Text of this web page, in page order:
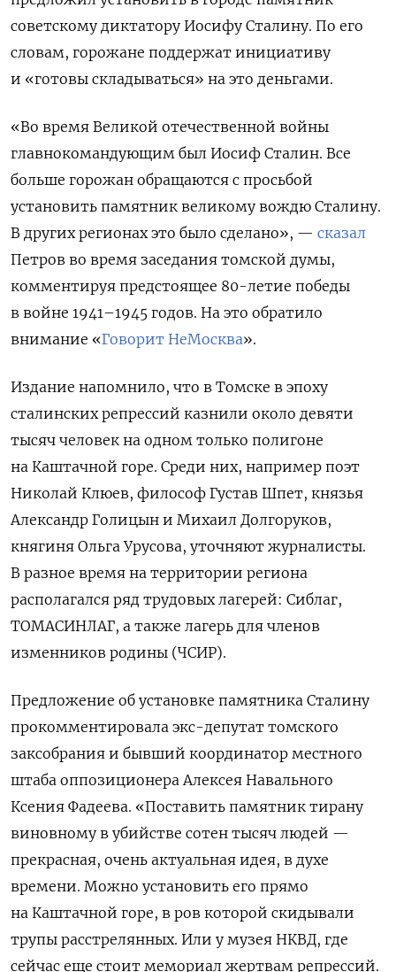
советскому диктатору Иосифу Сталину. По его
словам, горожане поддержат инициативу
и «готовы складываться» на это деньгами.
«Во время Великой отечественной войны
главнокомандующим был Иосиф Сталин. Все
больше горожан обращаются с просьбой
установить памятник великому вождю Сталину.
В других регионах это было сделано», — сказал
Петров во время заседания томской думы,
комментируя предстоящее 80-летие победы
в войне 1941–1945 годов. На это обратило
внимание «Говорит НеМосква».
Издание напомнило, что в Томске в эпоху
сталинских репрессий казнили около девяти
тысяч человек на одном только полигоне
на Каштачной горе. Среди них, например поэт
Николай Клюев, философ Густав Шпет, князья
Александр Голицын и Михаил Долгоруков,
княгиня Ольга Урусова, уточняют журналисты.
В разное время на территории региона
располагался ряд трудовых лагерей: Сиблаг,
ТОМАСИНЛАГ, а также лагерь для членов
изменников родины (ЧСИР).
Предложение об установке памятника Сталину
прокомментировала экс-депутат томского
заксобрания и бывший координатор местного
штаба оппозиционера Алексея Навального
Ксения Фадеева. «Поставить памятник тирану
виновному в убийстве сотен тысяч людей —
прекрасная, очень актуальная идея, в духе
времени. Можно установить его прямо
на Каштачной горе, в ров которой скидывали
трупы расстрелянных. Или у музея НКВД, где
сейчас еще стоит мемориал жертвам репрессий.